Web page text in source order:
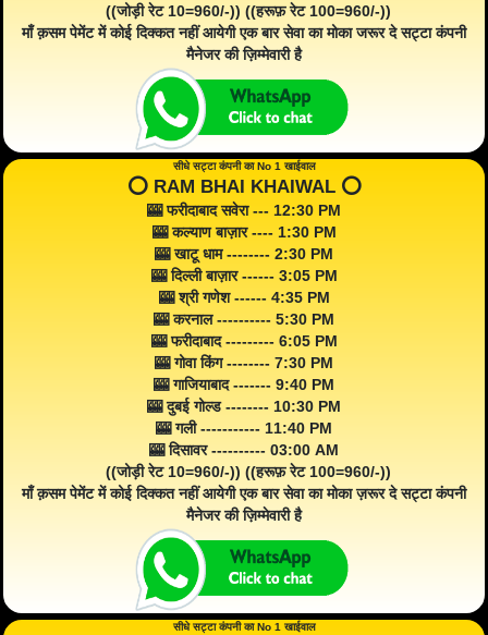
((जोड़ी रेट 10=960/-)) ((हरूफ़ रेट 100=960/-))
माँ क़सम पेमेंट में कोई दिक्कत नहीं आयेगी एक बार सेवा का मोका जरूर दे सट्टा कंपनी
मैनेजर की ज़िम्मेवारी है
सीधे सट्टा कंपनी का No 1 खाईवाल
⭕️ RAM BHAI KHAIWAL ⭕️
🎰 फरीदाबाद सवेरा --- 12:30 PM
🎰 कल्याण बाज़ार ---- 1:30 PM
🎰 खाटू धाम -------- 2:30 PM
🎰 दिल्ली बाज़ार ------ 3:05 PM
🎰 श्री गणेश ------ 4:35 PM
🎰 करनाल ---------- 5:30 PM
🎰 फरीदाबाद --------- 6:05 PM
🎰 गोवा किंग -------- 7:30 PM
🎰 गाजियाबाद ------- 9:40 PM
🎰 दुबई गोल्ड -------- 10:30 PM
🎰 गली ----------- 11:40 PM
🎰 दिसावर ---------- 03:00 AM
((जोड़ी रेट 10=960/-)) ((हरूफ़ रेट 100=960/-))
माँ क़सम पेमेंट में कोई दिक्कत नहीं आयेगी एक बार सेवा का मोका ज़रूर दे सट्टा कंपनी
मैनेजर की ज़िम्मेवारी है
सीधे सट्टा कंपनी का No 1 खाईवाल